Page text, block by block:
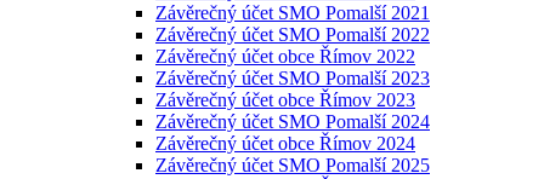
Závěrečný účet SMO Pomalší 2021
Závěrečný účet SMO Pomalší 2022
Závěrečný účet obce Římov 2022
Závěrečný účet SMO Pomalší 2023
Závěrečný účet obce Římov 2023
Závěrečný účet SMO Pomalší 2024
Závěrečný účet obce Římov 2024
Závěrečný účet SMO Pomalší 2025